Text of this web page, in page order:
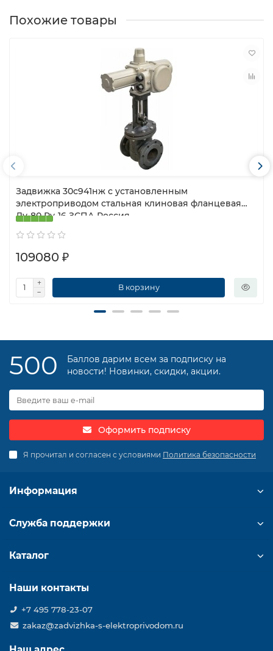
Похожие товары
Задвижка 30с941нж с установленным
электроприводом стальная клиновая фланцевая
Ду-80 Ру-16 ЗСПА Россия
109080 ₽
В корзину
500
Баллов дарим всем за подписку на
новости! Новинки, скидки, акции.
Оформить подписку
Я прочитал и согласен с условиями Политика безопасности
Информация
Служба поддержки
Каталог
Наши контакты
+7 495 778-23-07
zakaz@zadvizhka-s-elektroprivodom.ru